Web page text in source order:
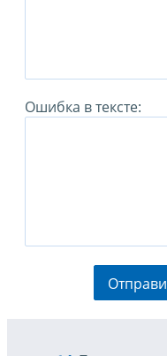
Ошибка в тексте: